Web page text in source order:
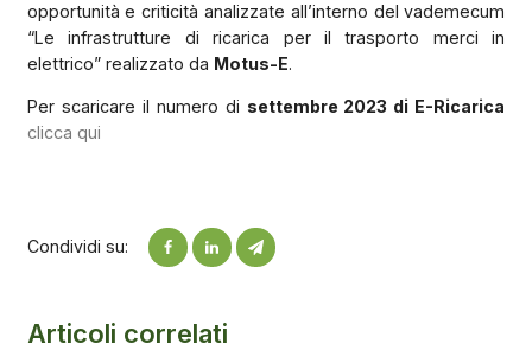
opportunità e criticità analizzate all’interno del vademecum
“Le infrastrutture di ricarica per il trasporto merci in
elettrico” realizzato da Motus-E.
Per scaricare il numero di settembre 2023 di E-Ricarica
clicca qui
Condividi su:
Articoli correlati